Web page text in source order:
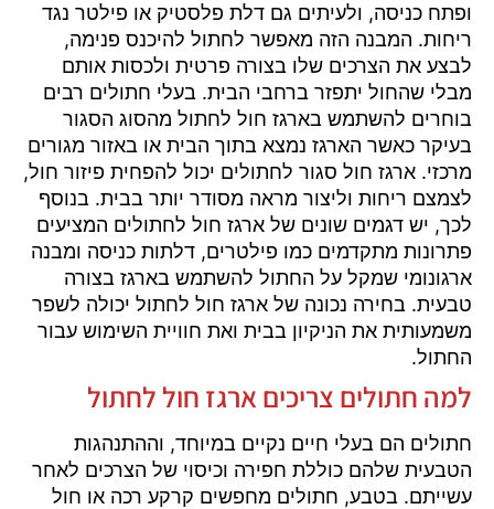
ופתח כניסה, ולעיתים גם דלת פלסטיק או פילטר נגד
ריחות. המבנה הזה מאפשר לחתול להיכנס פנימה,
לבצע את הצרכים שלו בצורה פרטית ולכסות אותם
מבלי שהחול יתפזר ברחבי הבית. בעלי חתולים רבים
בוחרים להשתמש בארגז חול לחתול מהסוג הסגור
בעיקר כאשר הארגז נמצא בתוך הבית או באזור מגורים
מרכזי. ארגז חול סגור לחתולים יכול להפחית פיזור חול,
לצמצם ריחות וליצור מראה מסודר יותר בבית. בנוסף
לכך, יש דגמים שונים של ארגז חול לחתולים המציעים
פתרונות מתקדמים כמו פילטרים, דלתות כניסה ומבנה
ארגונומי שמקל על החתול להשתמש בארגז בצורה
טבעית. בחירה נכונה של ארגז חול לחתול יכולה לשפר
משמעותית את הניקיון בבית ואת חוויית השימוש עבור
החתול.
למה חתולים צריכים ארגז חול לחתול
חתולים הם בעלי חיים נקיים במיוחד, וההתנהגות
הטבעית שלהם כוללת חפירה וכיסוי של הצרכים לאחר
עשייתם. בטבע, חתולים מחפשים קרקע רכה או חול